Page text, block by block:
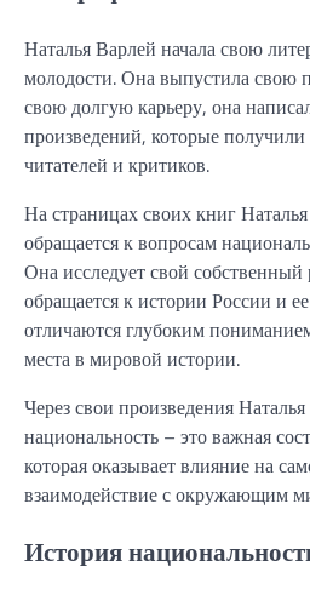
Наталья Варлей начала свою
молодости. Она выпустила свою
свою долгую карьеру, она
произведений, которые
читателей и критиков.
На страницах своих книг
обращается к вопросам
Она исследует свой собственный
обращается к истории России и
отличаются глубоким
места в мировой истории.
Через свои произведения
национальность – это важная
которая оказывает влияние на
взаимодействие с окружающим
История